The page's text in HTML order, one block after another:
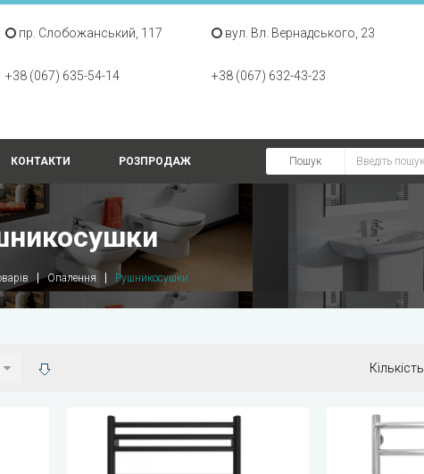
пр. Слобожанський, 117
+38 (067) 635-54-14
вул. Вл. Вернадського, 23
+38 (067) 632-43-23
КОНТАКТИ РОЗПРОДАЖ Пошук
Опалення Рушникосушки
Кількість